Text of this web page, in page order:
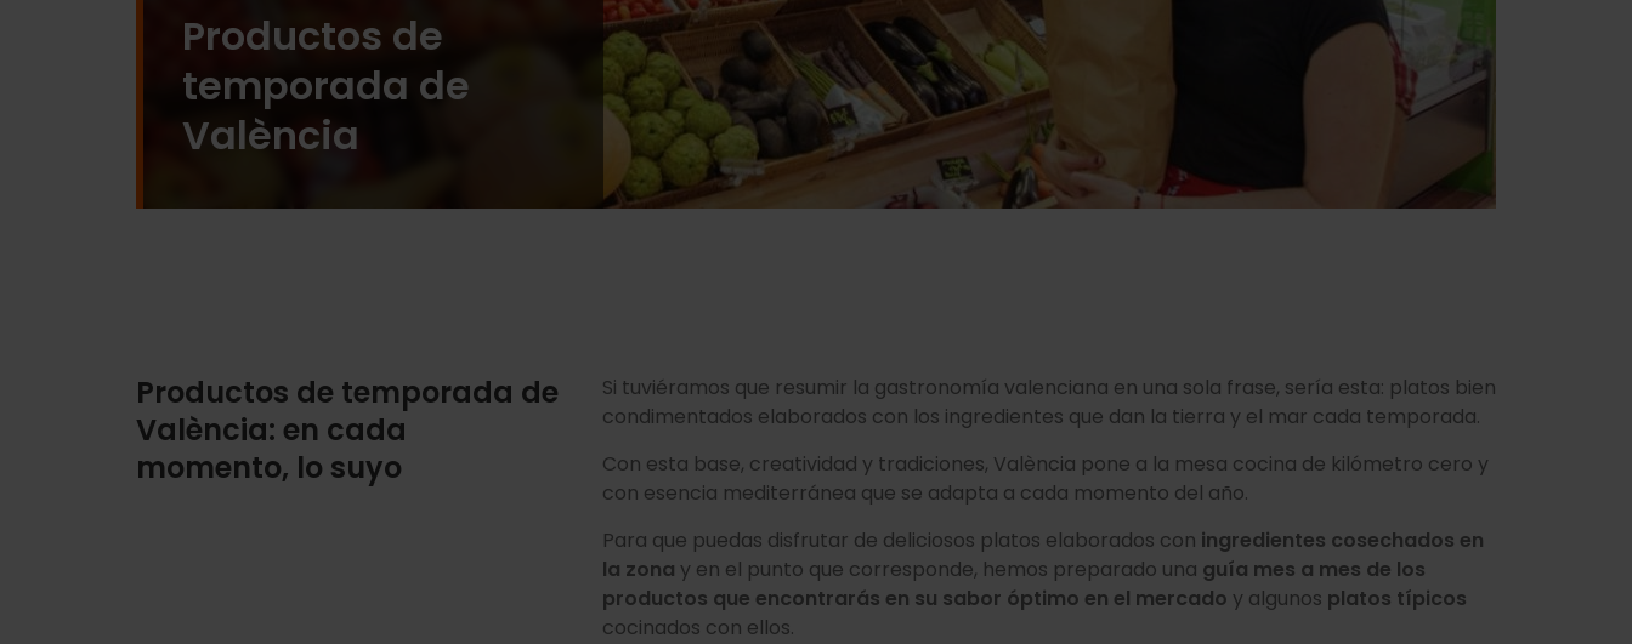
Productos de
temporada de
València
Productos de temporada de
València: en cada
momento, lo suyo
Si tuviéramos que resumir la gastronomía valenciana en una sola frase, sería esta: platos bien
condimentados elaborados con los ingredientes que dan la tierra y el mar cada temporada.
Con esta base, creatividad y tradiciones, València pone a la mesa cocina de kilómetro cero y
con esencia mediterránea que se adapta a cada momento del año.
Para que puedas disfrutar de deliciosos platos elaborados con ingredientes cosechados en
la zona y en el punto que corresponde, hemos preparado una guía mes a mes de los
productos que encontrarás en su sabor óptimo en el mercado y algunos platos típicos
cocinados con ellos.